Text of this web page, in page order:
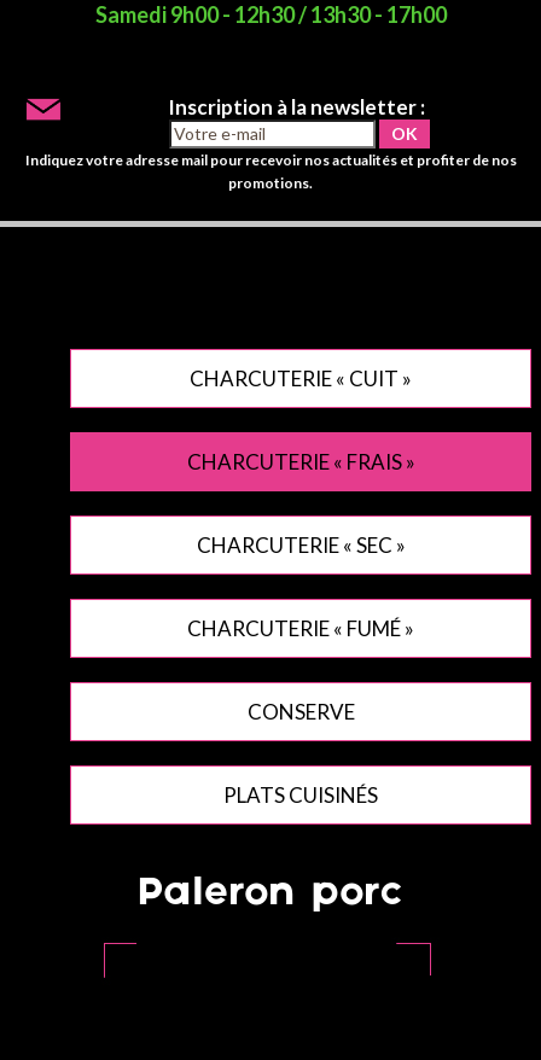
Samedi 9h00 - 12h30 / 13h30 - 17h00
Inscription à la newsletter :
Indiquez votre adresse mail pour recevoir nos actualités et profiter de nos
promotions.
CHARCUTERIE « CUIT »
CHARCUTERIE « FRAIS »
CHARCUTERIE « SEC »
CHARCUTERIE « FUMÉ »
CONSERVE
PLATS CUISINÉS
Paleron porc